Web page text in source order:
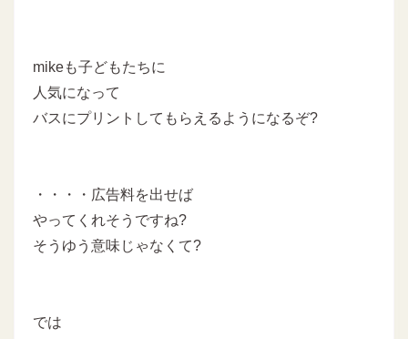
mikeも子どもたちに
人気になって
バスにプリントしてもらえるようになるぞ?
・・・・広告料を出せば
やってくれそうですね?
そうゆう意味じゃなくて?
では